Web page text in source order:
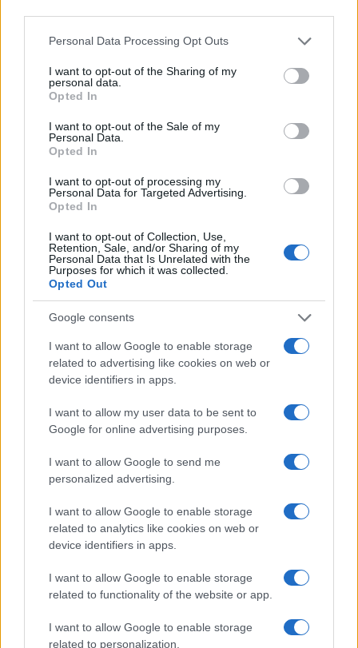
Please note that this website/app uses one or more Google
not limited to your visit or usage behaviour. You may click to
grant or deny consent to Google and its third-party tags to
use your data for below specified purposes in below Google
consent section.
Personal Data Processing Opt Outs
I want to opt-out of the Sharing of my
personal data.
Opted In
I want to opt-out of the Sale of my
Personal Data.
Opted In
I want to opt-out of processing my
Personal Data for Targeted Advertising.
Opted In
I want to opt-out of Collection, Use,
Retention, Sale, and/or Sharing of my
Personal Data that Is Unrelated with the
Purposes for which it was collected.
Opted Out
Google consents
I want to allow Google to enable storage
related to advertising like cookies on web or
device identifiers in apps.
I want to allow my user data to be sent to
Google for online advertising purposes.
I want to allow Google to send me
personalized advertising.
I want to allow Google to enable storage
related to analytics like cookies on web or
device identifiers in apps.
I want to allow Google to enable storage
related to functionality of the website or app.
I want to allow Google to enable storage
related to personalization.
pénzügyi formában,
a migránsok egyik országból a
másikba történő áthelyezésével
vagy egyéb segítségnyújtással
valósulhat meg
– foglalja össze a brüsszeli lap. Az
kísérlete keretében az országok célokat
tűztek ki maguk elé: vagy 21 000 migránst
vesznek át Olaszországtól, Spanyolországtól,
Görögországtól és Ciprustól, vagy 420 millió
eurót fizetnek ezeknek az országoknak,
esetleg a kettő kombinációját. Ez az
egyezmény egyik különösen kényes pontja.
Több ország kizárta, hogy
befogadjon migránsokat,
miközben olyan országok, mint
Ciprus, hangsúlyozták, hogy ez
elengedhetetlen. Magyarország
és Szlovákia sem pénzügyi
támogatást, sem segítséget nem
ígért a migránsok
befogadásához.